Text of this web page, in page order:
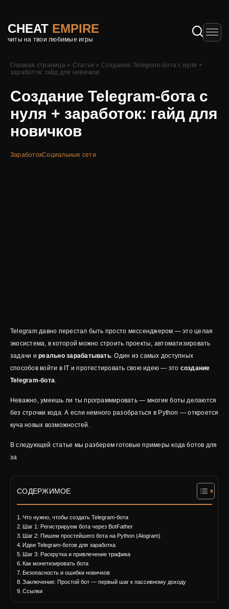
CHEAT EMPIRE
читы на твои любимые игры
Главная страница» Статьи » Создание Telegram-бота с нуля +
заработок: гайд для новичков
Создание Telegram-бота с
нуля + заработок: гайд для
новичков
ЗаработокСоциальные сети
Telegram давно перестал быть просто мессенджером — это целая
экосистема, в которой можно строить проекты, автоматизировать
задачи иреально зарабатывать. Один из самых доступных
способов войти в IT и протестировать свою идею — это создание
Telegram-бота.
Неважно, умеешь ли ты программировать — многие боты делаются
без строчки кода. А если немного разобраться в Python — откроется
куча новых возможностей.
В следующей статье мы разберем готовые примеры кода ботов для
за
СОДЕРЖИМОЕ
Что нужно, чтобы создать Telegram-бота
Шаг 1: Регистрируем бота через BotFather
Шаг 2: Пишем простейшего бота на Python (Aiogram)
Идеи Telegram-ботов для заработка
Шаг 3: Раскрутка и привлечение трафика
Как монетизировать бота
Безопасность и ошибки новичков
Заключение: Простой бот — первый шаг к пассивному доходу
Ссылки